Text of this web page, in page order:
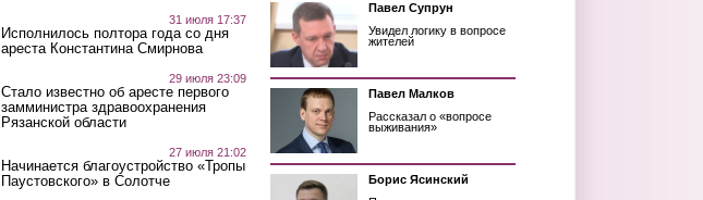
31 июля 17:37
Исполнилось полтора года со дня
ареста Константина Смирнова
29 июля 23:09
Стало известно об аресте первого
замминистра здравоохранения
Рязанской области
27 июля 21:02
Начинается благоустройство «Тропы
Паустовского» в Солотче
Павел Супрун
Увидел логику в вопросе
жителей
Павел Малков
Рассказал о «вопросе
выживания»
Борис Ясинский